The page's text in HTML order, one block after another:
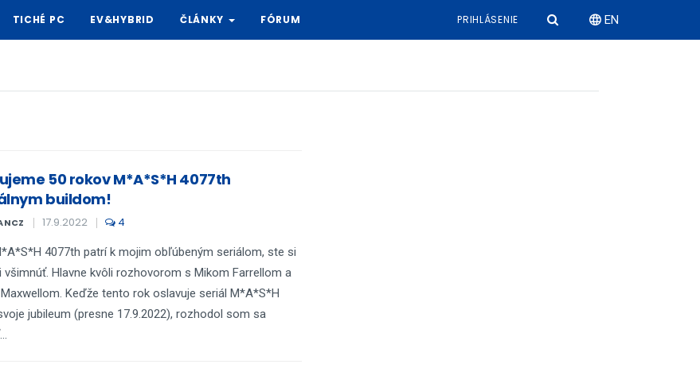
TICHÉ PC EV&HYBRID ČLÁNKY FÓRUM PRIHLÁSENIE EN
50 rokov M*A*S*H 4077th
buildom!
17.9.2022 4
4077th patrí k mojim obľúbeným seriálom, ste si
všimnúť. Hlavne kvôli rozhovorom s Mikom Farrellom a
Keďže tento rok oslavuje seriál M*A*S*H
jubileum (presne 17.9.2022), rozhodol som sa